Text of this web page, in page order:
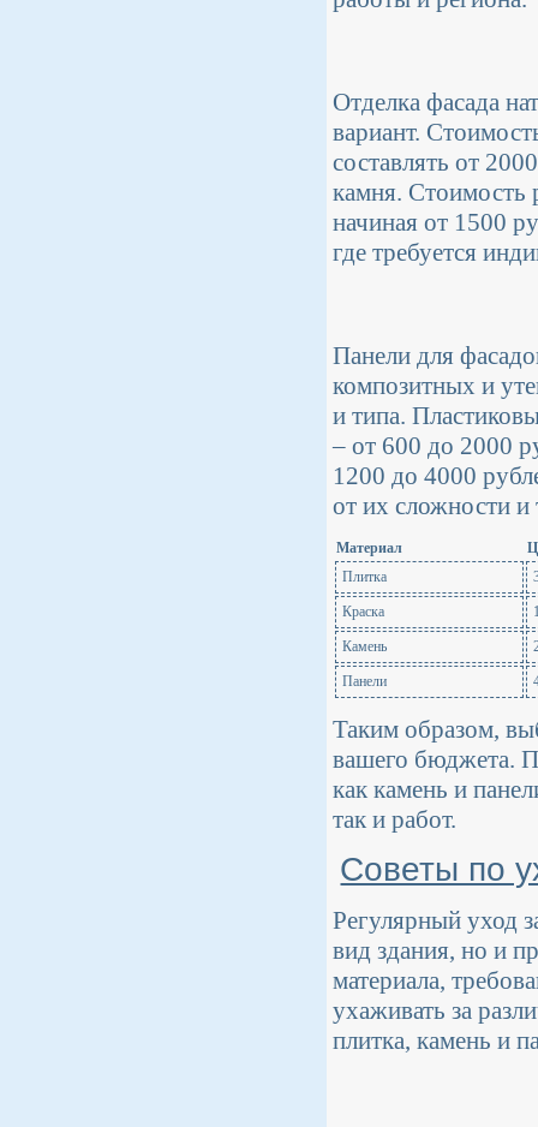
Отделка фасада
вариант.
составлять от
камня. Стоимость
начиная от 1500
где требуется
Панели для
композитных и
и типа.
– от 600 до 2000
1200 до 4000
от их сложности и
Материал
Плитка
Краска
Камень
Панели
Таким образом,
вашего бюджета.
как камень и
так и работ.
Советы по
Регулярный уход
вид здания, но и
материала,
ухаживать за
плитка, камень и